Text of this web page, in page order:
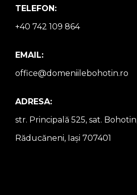
TELEFON:
+40 742 109 864
EMAIL:
office@domeniilebohotin.ro
ADRESA:
str. Principală 525, sat.
Răducăneni, Iași 707401